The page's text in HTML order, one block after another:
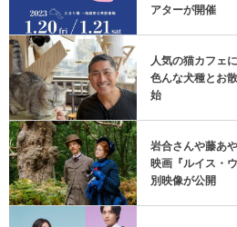
アターが開催
人気の猫カフェ
色んな犬種とお
始
岩合さんや藤あ
映画『ルイス・
別映像が公開